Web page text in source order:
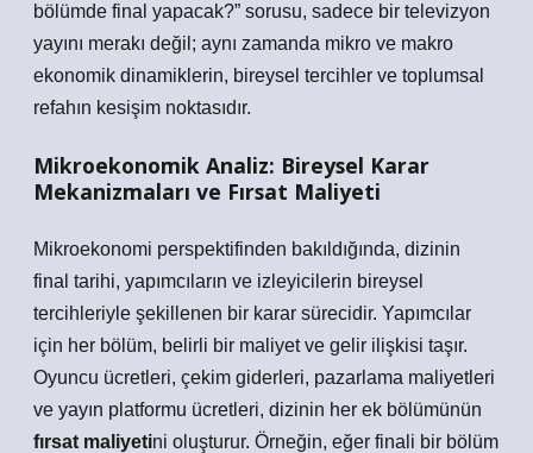
bölümde final yapacak?” sorusu, sadece bir televizyon
yayını merakı değil; aynı zamanda mikro ve makro
ekonomik dinamiklerin, bireysel tercihler ve toplumsal
refahın kesişim noktasıdır.
Mikroekonomik Analiz: Bireysel Karar
Mekanizmaları ve Fırsat Maliyeti
Mikroekonomi perspektifinden bakıldığında, dizinin
final tarihi, yapımcıların ve izleyicilerin bireysel
tercihleriyle şekillenen bir karar sürecidir. Yapımcılar
için her bölüm, belirli bir maliyet ve gelir ilişkisi taşır.
Oyuncu ücretleri, çekim giderleri, pazarlama maliyetleri
ve yayın platformu ücretleri, dizinin her ek bölümünün
fırsat maliyetini oluşturur. Örneğin, eğer finali bir bölüm